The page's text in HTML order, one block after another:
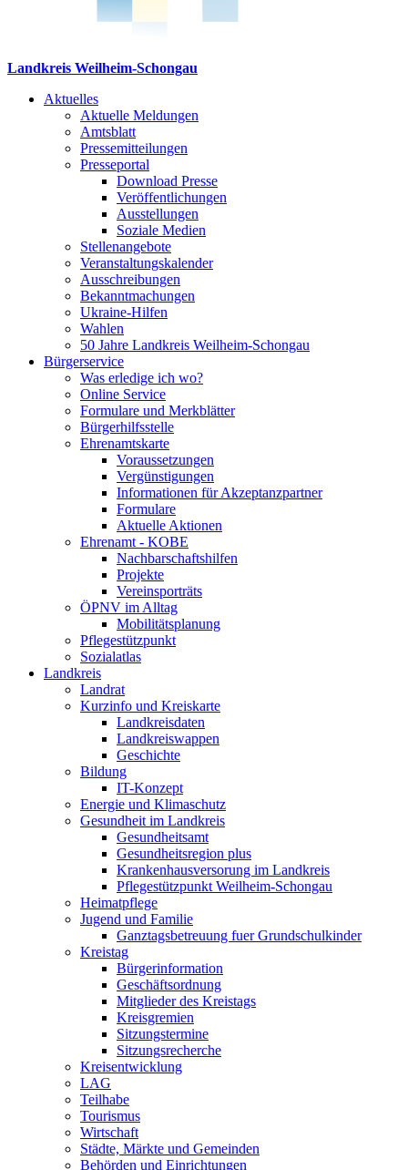
Landkreis Weilheim-Schongau
Aktuelles
Aktuelle Meldungen
Amtsblatt
Pressemitteilungen
Presseportal
Download Presse
Veröffentlichungen
Ausstellungen
Soziale Medien
Stellenangebote
Veranstaltungskalender
Ausschreibungen
Bekanntmachungen
Ukraine-Hilfen
Wahlen
50 Jahre Landkreis Weilheim-Schongau
Bürgerservice
Was erledige ich wo?
Online Service
Formulare und Merkblätter
Bürgerhilfsstelle
Ehrenamtskarte
Voraussetzungen
Vergünstigungen
Informationen für Akzeptanzpartner
Formulare
Aktuelle Aktionen
Ehrenamt - KOBE
Nachbarschaftshilfen
Projekte
Vereinsporträts
ÖPNV im Alltag
Mobilitätsplanung
Pflegestützpunkt
Sozialatlas
Landkreis
Landrat
Kurzinfo und Kreiskarte
Landkreisdaten
Landkreiswappen
Geschichte
Bildung
IT-Konzept
Energie und Klimaschutz
Gesundheit im Landkreis
Gesundheitsamt
Gesundheitsregion plus
Krankenhausversorung im Landkreis
Pflegestützpunkt Weilheim-Schongau
Heimatpflege
Jugend und Familie
Ganztagsbetreuung fuer Grundschulkinder
Kreistag
Bürgerinformation
Geschäftsordnung
Mitglieder des Kreistags
Kreisgremien
Sitzungstermine
Sitzungsrecherche
Kreisentwicklung
LAG
Teilhabe
Tourismus
Wirtschaft
Städte, Märkte und Gemeinden
Behörden und Einrichtungen